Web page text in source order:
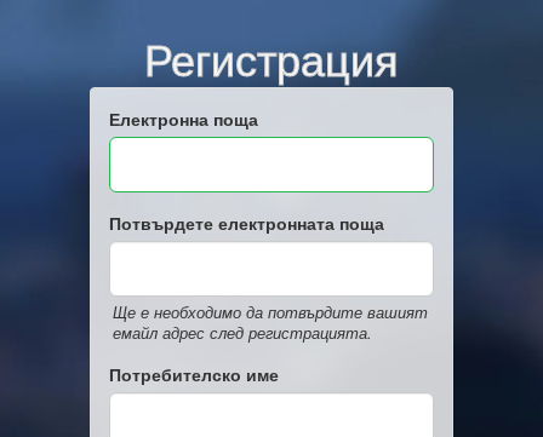
Регистрация
Електронна поща
Потвърдете електронната поща
Ще е необходимо да потвърдите вашият
емайл адрес след регистрацията.
Потребителско име